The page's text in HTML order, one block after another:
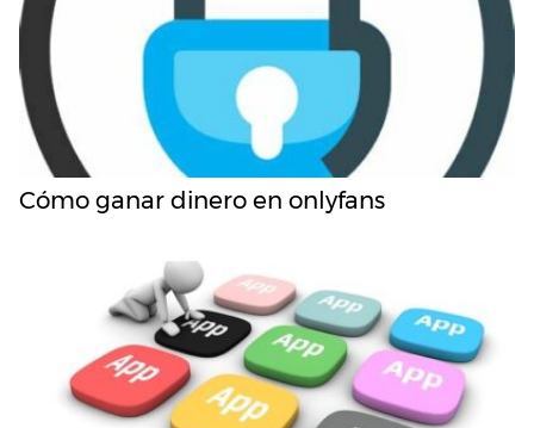
Cómo ganar dinero en onlyfans